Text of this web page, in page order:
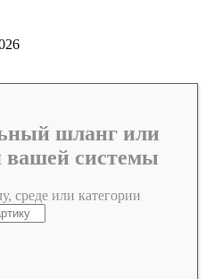
шланг или
вашей системы
среде или категории